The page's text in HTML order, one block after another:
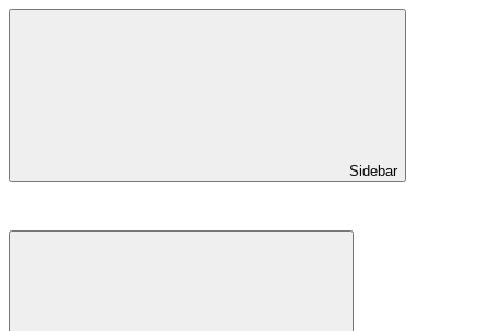
Sidebar